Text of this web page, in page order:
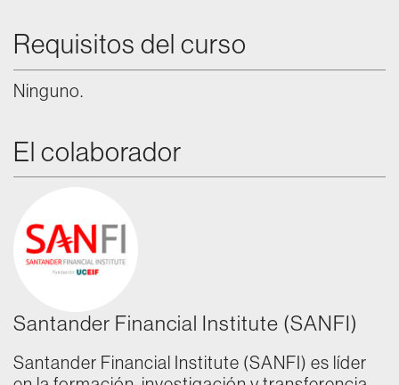
Requisitos del curso
Ninguno.
El colaborador
Santander Financial Institute (SANFI)
Santander Financial Institute (SANFI) es líder